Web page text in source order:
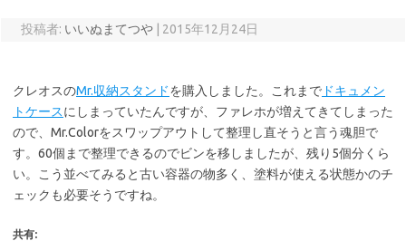
投稿者: いいぬまてつや 2015年12月24日
クレオスのMr.収納スタンドを購入しました。これまで ドキュメン
トケースにしまっていたんですが、ファレホが増えてきてしまった
ので、Mr.Colorをスワップアウトして整理し直そうと言う魂胆で
す。60個まで整理できるのでビンを移しましたが、残り5個分くら
い。こう並べてみると古い容器の物多く、塗料が使える状態かのチ
ェックも必要そうですね。
共有: